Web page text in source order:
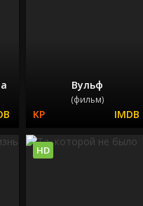
Вульф
(фильм)
HD